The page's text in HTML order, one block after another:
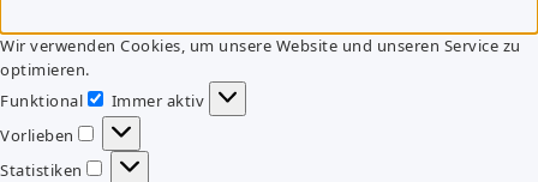
Wir verwenden Cookies, um unsere Website und unseren Service zu
optimieren.
Funktional
Funktional
Immer aktiv
Vorlieben
Vorlieben
Statistiken